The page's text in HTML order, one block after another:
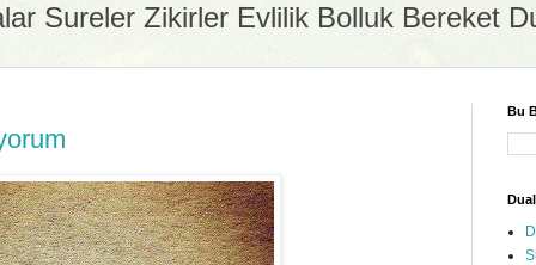
Sureler Zikirler Evlilik Bolluk Bereket
Bu